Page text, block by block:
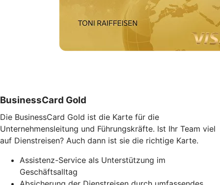
BusinessCard Gold
Die BusinessCard Gold ist die Karte für die
Unternehmensleitung und Führungskräfte. Ist Ihr Team viel
auf Dienstreisen? Auch dann ist sie die richtige Karte.
Assistenz-Service als Unterstützung im
Geschäftsalltag